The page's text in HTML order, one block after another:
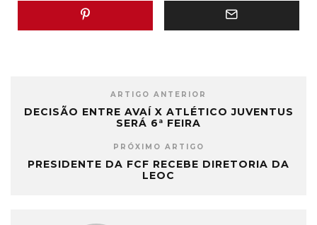
ARTIGO ANTERIOR
DECISÃO ENTRE AVAÍ X ATLÉTICO JUVENTUS
SERÁ 6ª FEIRA
PRÓXIMO ARTIGO
PRESIDENTE DA FCF RECEBE DIRETORIA DA
LEOC